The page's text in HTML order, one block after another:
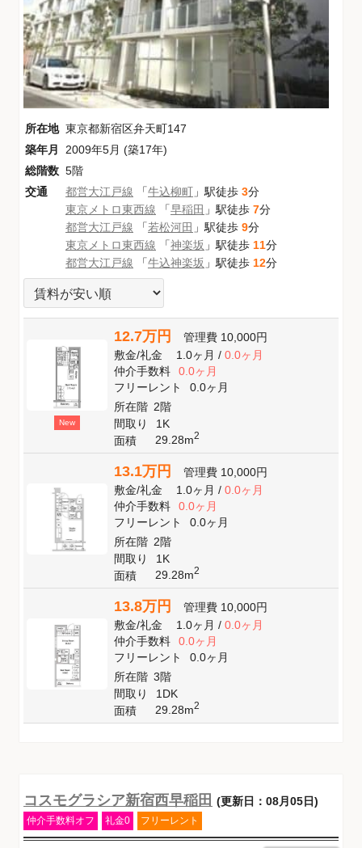
所在地 東京都新宿区弁天町147
築年月
2009年5月 (築17年)
総階数 5階
交通
都営大江戸線 「牛込柳町 」駅徒歩 3分
東京メトロ東西線 「早稲田 」駅徒歩 7分
都営大江戸線 「若松河田 」駅徒歩 9分
東京メトロ東西線 「神楽坂 」駅徒歩 11分
都営大江戸線 「牛込神楽坂 」駅徒歩 12分
New
12.7万円 管理費 10,000円
敷金/礼金 1.0ヶ月/ 0.0ヶ月
仲介手数料
0.0ヶ月
フリーレント
0.0ヶ月
所在階 2階
間取り
1K
面積
29.28m2
13.1万円 管理費 10,000円
敷金/礼金 1.0ヶ月/ 0.0ヶ月
仲介手数料
0.0ヶ月
フリーレント
0.0ヶ月
所在階 2階
間取り
1K
面積
29.28m2
13.8万円 管理費 10,000円
敷金/礼金 1.0ヶ月/ 0.0ヶ月
仲介手数料
0.0ヶ月
フリーレント
0.0ヶ月
所在階 3階
間取り
1DK
面積
29.28m2
コスモグラシア新宿西早稲田 (更新日：08月05日)
仲介手数料オフ 礼金0 フリーレント